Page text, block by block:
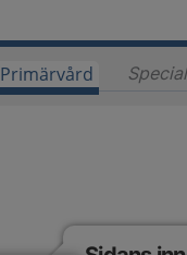
Primärvård